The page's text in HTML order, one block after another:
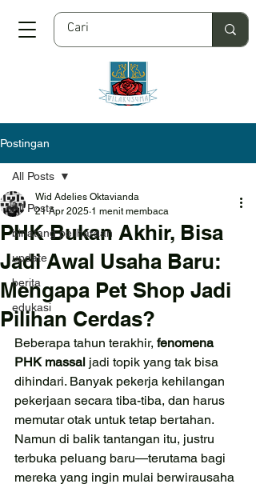
Postingan
All Posts
binatang peliharaan
update
berita
edukasi
All Posts
PHK Bukan Akhir, Bisa
Jadi Awal Usaha Baru:
Mengapa Pet Shop Jadi
Pilihan Cerdas?
Wid Adelies Oktavianda
21 Apr 2025 1 menit membaca
Beberapa tahun terakhir, fenomena
PHK massal jadi topik yang tak bisa
dihindari. Banyak pekerja kehilangan
pekerjaan secara tiba-tiba, dan harus
memutar otak untuk tetap bertahan.
Namun di balik tantangan itu, justru
terbuka peluang baru—terutama bagi
mereka yang ingin mulai berwirausaha